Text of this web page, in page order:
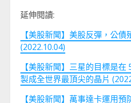
延伸閱讀:
【美股新聞】美股反彈，公債
(2022.10.04)
【美股新聞】三星的目標是在
製成全世界最頂尖的晶片
【美股新聞】萬事達卡運用